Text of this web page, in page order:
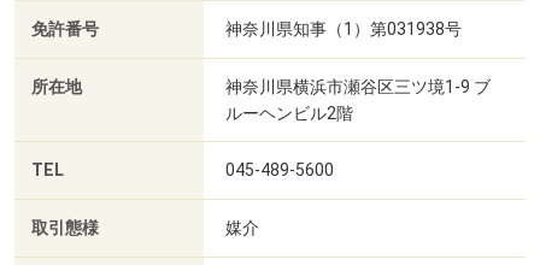
免許番号 神奈川県知事（1）第031938号
所在地
神奈川県横浜市瀬谷区三ツ境1-9 ブ
ルーヘンビル2階
TEL 045-489-5600
取引態様 媒介